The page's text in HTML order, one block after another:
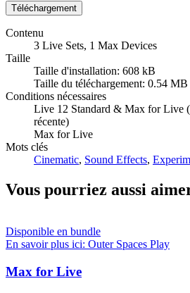
Téléchargement
Contenu
3 Live Sets, 1 Max Devices
Taille
Taille d'installation: 608 kB
Taille du téléchargement: 0.54 MB
Conditions nécessaires
Live 12 Standard & Max for Live
récente)
Max for Live
Mots clés
Cinematic, Sound Effects,
Vous pourriez aussi
Disponible en bundle
En savoir plus ici: Outer Spaces Play
Max for Live